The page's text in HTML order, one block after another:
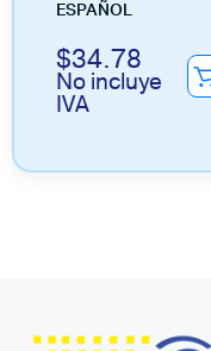
ESPAÑOL
$34.78
No incluye
IVA